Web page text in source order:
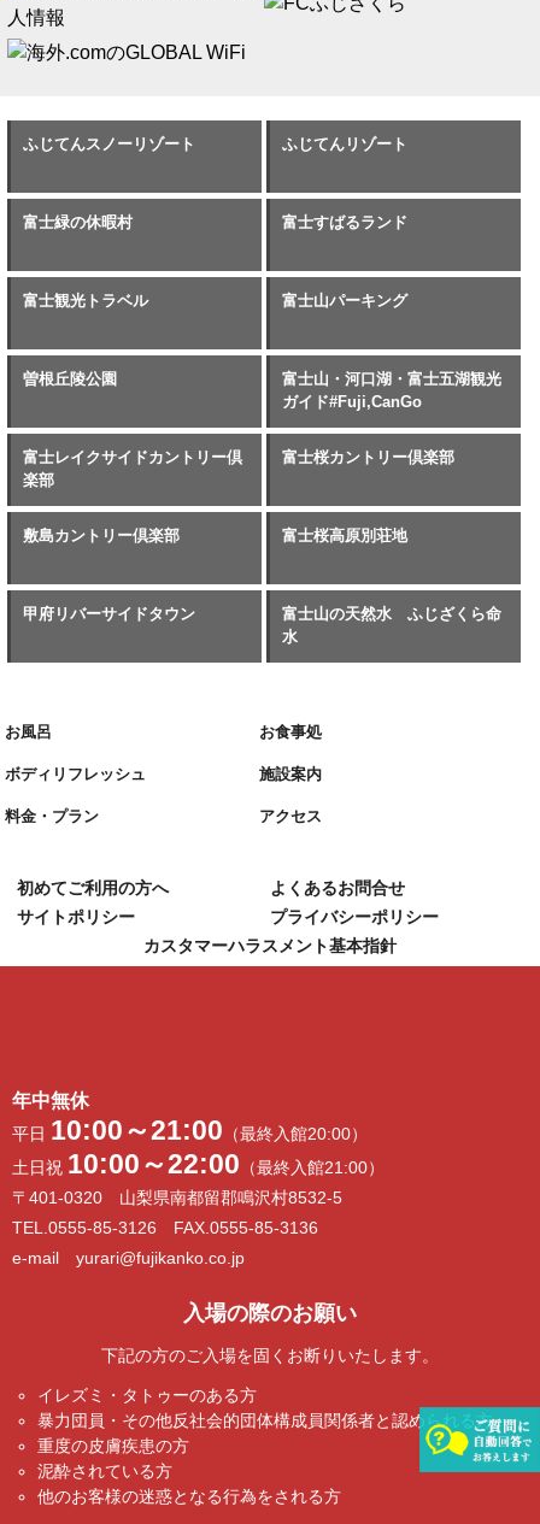
ふじてんスノーリゾート ふじてんリゾート
富士緑の休暇村 富士すばるランド
富士観光トラベル 富士山パーキング
曽根丘陵公園
富士山・河口湖・富士五湖観光
ガイド#Fuji,CanGo
富士レイクサイドカントリー倶
楽部
富士桜カントリー倶楽部
敷島カントリー倶楽部 富士桜高原別荘地
甲府リバーサイドタウン
富士山の天然水 ふじざくら命
水
お風呂 お食事処
ボディリフレッシュ 施設案内
料金・プラン アクセス
初めてご利用の方へ
よくあるお問合せ
サイトポリシー
プライバシーポリシー
カスタマーハラスメント基本指針
年中無休
平日 10:00～21:00 （最終入館20:00）
土日祝 10:00～22:00 （最終入館21:00）
〒401-0320 山梨県南都留郡鳴沢村8532-5
TEL.0555-85-3126 FAX.0555-85-3136
e-mail yurari@fujikanko.co.jp
入場の際のお願い
下記の方のご入場を固くお断りいたします。
イレズミ・タトゥーのある方
暴力団員・その他反社会的団体構成員関係者と認められる方
重度の皮膚疾患の方
泥酔されている方
他のお客様の迷惑となる行為をされる方